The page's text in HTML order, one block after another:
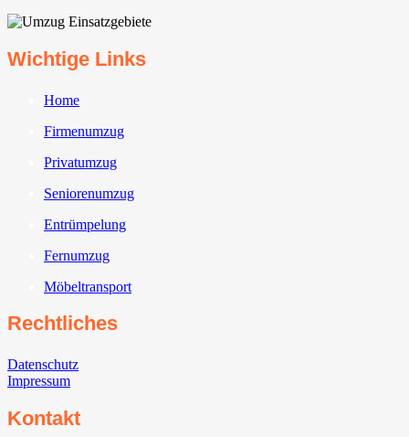
Wichtige Links
Home
Firmenumzug
Privatumzug
Seniorenumzug
Entrümpelung
Fernumzug
Möbeltransport
Rechtliches
Datenschutz
Impressum
Kontakt